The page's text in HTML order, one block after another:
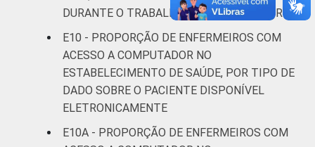
DURANTE O TRABALHO COMO ENFERMEIRO
E10 - PROPORÇÃO DE ENFERMEIROS COM
ACESSO A COMPUTADOR NO
ESTABELECIMENTO DE SAÚDE, POR TIPO DE
DADO SOBRE O PACIENTE DISPONÍVEL
ELETRONICAMENTE
E10A - PROPORÇÃO DE ENFERMEIROS COM